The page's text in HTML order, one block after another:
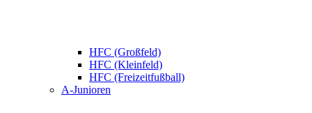
HFC (Großfeld)
HFC (Kleinfeld)
HFC (Freizeitfußball)
A-Junioren